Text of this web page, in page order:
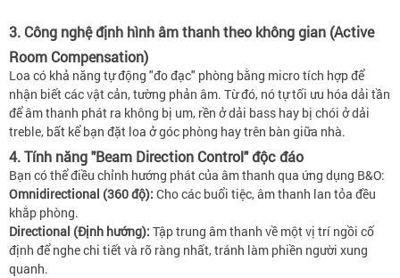
3. Công nghệ định hình âm thanh theo không gian (Active
Room Compensation)
Loa có khả năng tự động "đo đạc" phòng bằng micro tích hợp để
nhận biết các vật cản, tường phản âm. Từ đó, nó tự tối ưu hóa dải tần
để âm thanh phát ra không bị um, rền ở dải bass hay bị chói ở dải
treble, bất kể bạn đặt loa ở góc phòng hay trên bàn giữa nhà.
4. Tính năng "Beam Direction Control" độc đáo
Bạn có thể điều chỉnh hướng phát của âm thanh qua ứng dụng B&O:
Omnidirectional (360 độ): Cho các buổi tiệc, âm thanh lan tỏa đều
khắp phòng.
Directional (Định hướng): Tập trung âm thanh về một vị trí ngồi cố
định để nghe chi tiết và rõ ràng nhất, tránh làm phiền người xung
quanh.